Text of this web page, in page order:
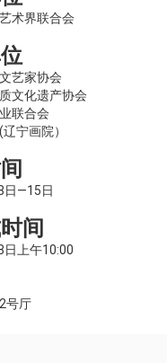
术界联合会
艺家协会
文化遗产协会
联合会
宁画院）
日—15日
间
日上午10:00
号厅